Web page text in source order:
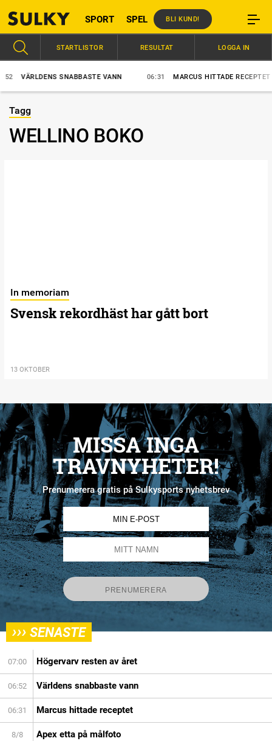
SPORT SPEL BLI KUND!
VÄRLDENS SNABBASTE VANN 06:31 MARCUS HITTADE RECEPTET
STARTLISTOR RESULTAT LOGGA IN
Tagg
WELLINO BOKO
In memoriam
Svensk rekordhäst har gått bort
13 OKTOBER
MISSA INGA
TRAVNYHETER!
Prenumerera gratis på Sulkysports nyhetsbrev
››› SENASTE
07:00 Högervarv resten av året
06:52 Världens snabbaste vann
06:31 Marcus hittade receptet
8/8 Apex etta på målfoto